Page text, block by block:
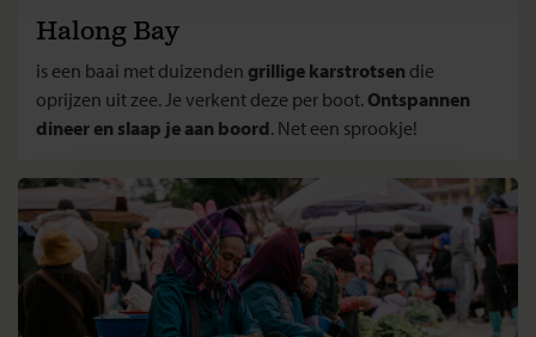
Halong Bay
is een baai met duizenden grillige karstrotsen die
oprijzen uit zee. Je verkent deze per boot. Ontspannen
dineer en slaap je aan boord. Net een sprookje!